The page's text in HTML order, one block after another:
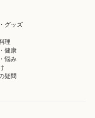
グッズ
理
健康
悩み
疑問